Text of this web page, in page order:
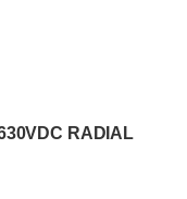
RADIAL